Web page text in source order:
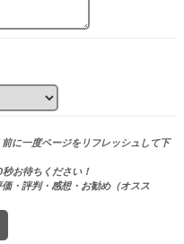
に一度ページをリフレッシュして下
お待ちください！
・評判・感想・お勧め（オスス